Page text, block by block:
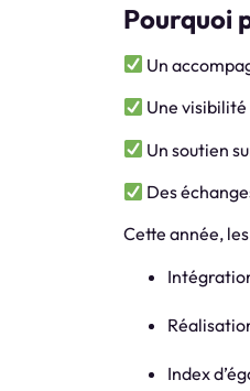
Pourquoi
Un
Une
Un soutien
Des
Cette année,
Index